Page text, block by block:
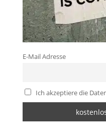
E-Mail Adresse
Ich akzeptiere die